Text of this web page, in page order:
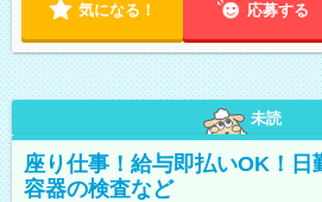
気になる！ 応募する
未読
座り仕事！給与即払いOK！日
容器の検査など